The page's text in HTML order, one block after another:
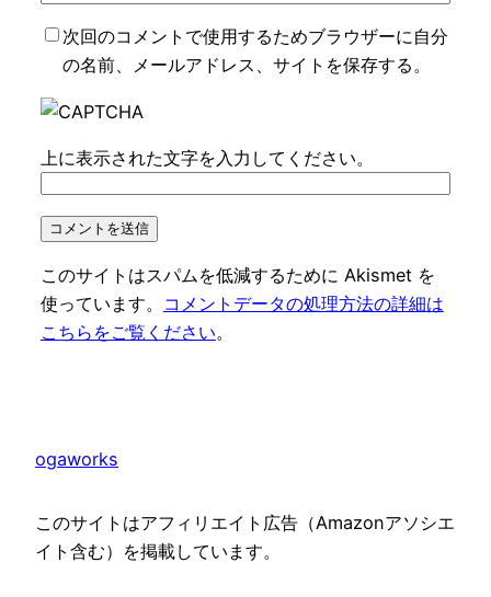
次回のコメントで使用するためブラウザーに自分
の名前、メールアドレス、サイトを保存する。
上に表示された文字を入力してください。
このサイトはスパムを低減するために Akismet を
使っています。
コメントデータの処理方法の詳細は
こちらをご覧ください。
ogaworks
このサイトはアフィリエイト広告（Amazonアソシエ
イト含む）を掲載しています。